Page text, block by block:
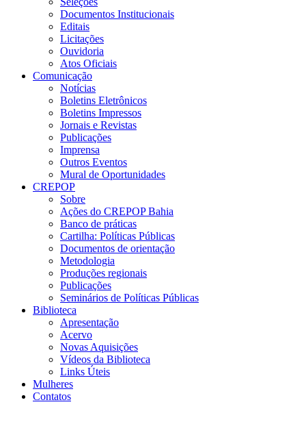
Documentos Institucionais
Editais
Licitações
Ouvidoria
Atos Oficiais
Comunicação
Notícias
Boletins Eletrônicos
Boletins Impressos
Jornais e Revistas
Publicações
Imprensa
Outros Eventos
Mural de Oportunidades
CREPOP
Sobre
Ações do CREPOP Bahia
Banco de práticas
Cartilha: Políticas Públicas
Documentos de orientação
Metodologia
Produções regionais
Publicações
Seminários de Políticas Públicas
Biblioteca
Apresentação
Acervo
Novas Aquisições
Vídeos da Biblioteca
Links Úteis
Mulheres
Contatos